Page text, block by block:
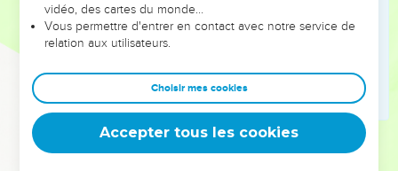
encore un endroit de ce nom, avec des mines où l'on faisait
travailler les malfaiteurs, entre Tsoar et Pétra.
KénazetThéman. Voir verset 11.
Mibtsar. Un ouvrage du moyen-âge parle d'une localité du
nom de
Mabsara, non loin de Pétra.
vidéo, des cartes du monde…
Vous permettre d'entrer en contact avec notre service de
relation aux utilisateurs.
Choisir mes cookies
Accepter tous les cookies